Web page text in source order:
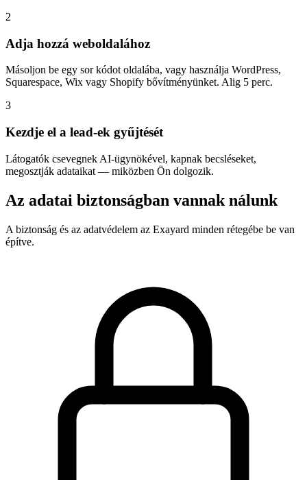
2
Adja hozzá weboldalához
Másoljon be egy sor kódot oldalába, vagy használja WordPress,
Squarespace, Wix vagy Shopify bővítményünket. Alig 5 perc.
3
Kezdje el a lead-ek gyűjtését
Látogatók csevegnek AI-ügynökével, kapnak becsléseket,
megosztják adataikat — miközben Ön dolgozik.
Az adatai biztonságban vannak nálunk
A biztonság és az adatvédelem az Exayard minden rétegébe be van
építve.